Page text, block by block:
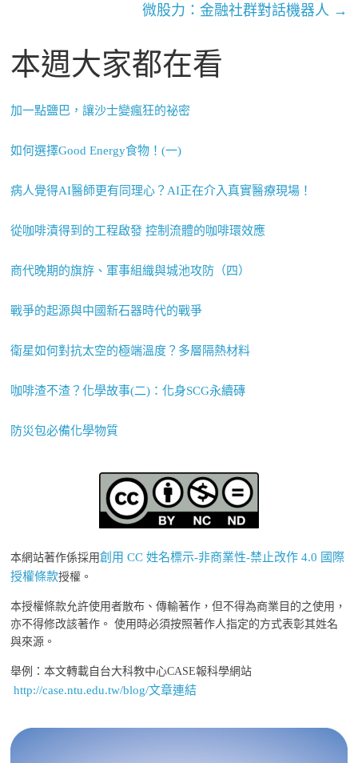
微股力：金融社群對話機器人 →
本週大家都在看
加一點鹽巴，讓沙士變瘋狂的祕密
如何選擇Good Energy食物！(一)
病人覺得AI醫師更有同理心？AI正在介入真實醫療現場！
從咖啡漬得到的工程啟發 控制流體的咖啡環效應
商代晚期的旗斿、軍事組織與城池攻防（四）
戰爭的起源與中國新石器時代的戰爭
衛星如何對抗太空的極端溫度？多層隔熱材料
咖啡渣不渣？化學故事(二)：化身SCG永續磚
防災包必備化學物質
本網站著作係採用創用 CC 姓名標示-非商業性-禁止改作 4.0 國際
授權條款授權。
本授權條款允許使用者散布、傳輸著作，但不得為商業目的之使用，
亦不得修改該著作。 使用時必須按照著作人指定的方式表彰其姓名
與來源。
舉例：本文轉載自台大科教中心CASE報科學網站
http://case.ntu.edu.tw/blog/文章連結